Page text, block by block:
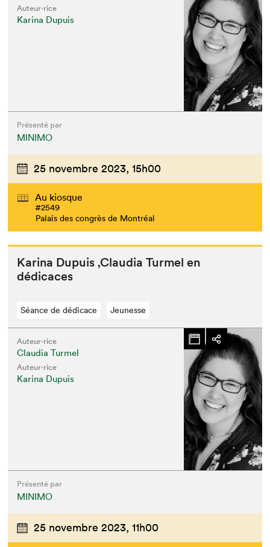
Auteur·rice
Karina Dupuis
Présenté par
MINIMO
25 novembre 2023, 15h00
Au kiosque
#2549
Palais des congrès de Montréal
Kari­na Dupuis‚Clau­dia Turmel en
dédicaces
Séance de dédicace Jeunesse
Auteur·rice
Claudia Turmel
Auteur·rice
Karina Dupuis
Présenté par
MINIMO
25 novembre 2023, 11h00